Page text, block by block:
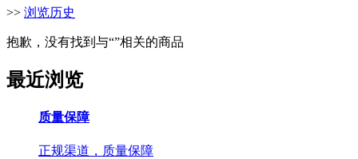
>> 浏览历史
抱歉，没有找到与“”相关的商品
最近浏览
质量保障
正规渠道，质量保障